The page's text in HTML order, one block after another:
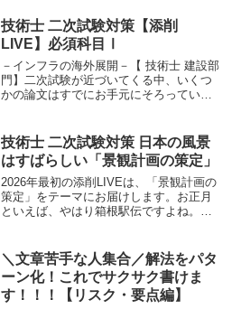
で大注目のキーワードをご紹介します。
技術士 二次試験対策【添削
LIVE】必須科目Ⅰ
－インフラの海外展開－【 技術士 建設部
門】二次試験が近づいてくる中、いくつ
かの論文はすでにお手元にそろっている
ますよね。今回の添削は、そんな論文た
ちの間隙を補完してく...
技術士 二次試験対策 日本の風景
はすばらしい「景観計画の策定」
2026年最初の添削LIVEは、「景観計画の
策定」をテーマにお届けします。お正月
といえば、やはり箱根駅伝ですよね。学
うのは、沿道に広がる風光明媚な景観で
す。
＼文章苦手な人集合／解法をパタ
ーン化！これでサクサク書けま
す！！！【リスク・要点編】